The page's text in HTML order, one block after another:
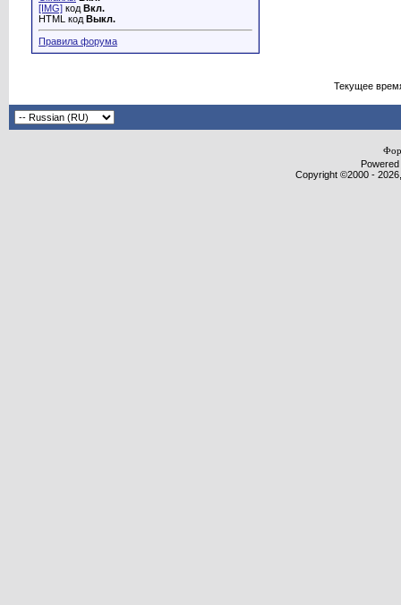
[IMG] код Вкл.
HTML код Выкл.
Правила форума
Текущее
Copyright ©2000 -